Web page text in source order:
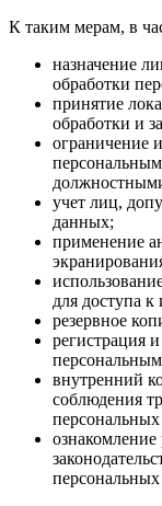
К таким мерам, в
назначение
обработки
принятие
обработки и
ограничение
учет лиц,
данных;
применение
для доступа
резервное
регистрация
внутренний
соблюдения
ознакомление